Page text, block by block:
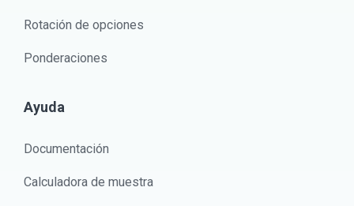
Rotación de opciones
Ponderaciones
Ayuda
Documentación
Calculadora de muestra